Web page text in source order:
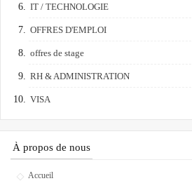
IT / TECHNOLOGIE
OFFRES D'EMPLOI
offres de stage
RH & ADMINISTRATION
VISA
À propos de nous
Accueil